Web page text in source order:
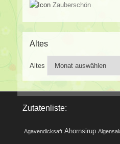
Zauberschön
Altes
Altes
Zutatenliste:
Agavendicksaft Ahornsirup